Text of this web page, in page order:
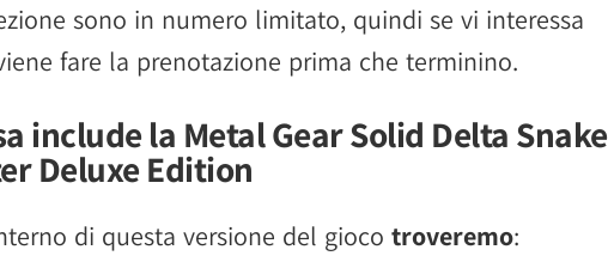
sono in numero limitato, quindi se vi interessa
fare la prenotazione prima che terminino.
include la Metal Gear Solid Delta Snake
Deluxe Edition
di questa versione del gioco troveremo: